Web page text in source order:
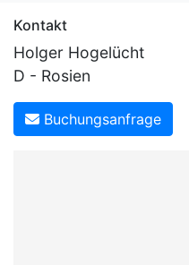
Kontakt
Holger Hogelücht
D - Rosien
Buchungsanfrage